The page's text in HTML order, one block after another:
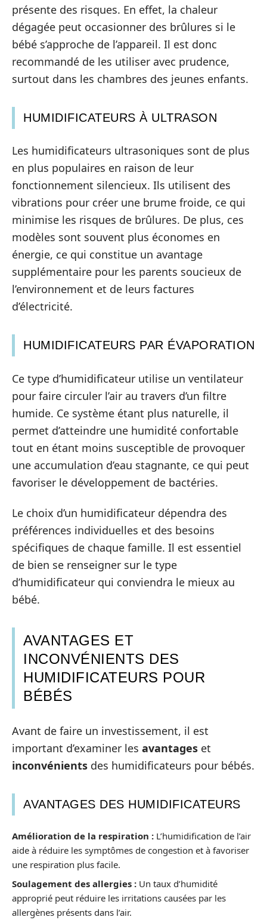
présente des risques. En effet, la chaleur
dégagée peut occasionner des brûlures si le
bébé s’approche de l’appareil. Il est donc
recommandé de les utiliser avec prudence,
surtout dans les chambres des jeunes enfants.
HUMIDIFICATEURS À ULTRASON
Les humidificateurs ultrasoniques sont de plus
en plus populaires en raison de leur
fonctionnement silencieux. Ils utilisent des
vibrations pour créer une brume froide, ce qui
minimise les risques de brûlures. De plus, ces
modèles sont souvent plus économes en
énergie, ce qui constitue un avantage
supplémentaire pour les parents soucieux de
l’environnement et de leurs factures
d’électricité.
HUMIDIFICATEURS PAR ÉVAPORATION
Ce type d’humidificateur utilise un ventilateur
pour faire circuler l’air au travers d’un filtre
humide. Ce système étant plus naturelle, il
permet d’atteindre une humidité confortable
tout en étant moins susceptible de provoquer
une accumulation d’eau stagnante, ce qui peut
favoriser le développement de bactéries.
Le choix d’un humidificateur dépendra des
préférences individuelles et des besoins
spécifiques de chaque famille. Il est essentiel
de bien se renseigner sur le type
d’humidificateur qui conviendra le mieux au
bébé.
AVANTAGES ET
INCONVÉNIENTS DES
HUMIDIFICATEURS POUR
BÉBÉS
Avant de faire un investissement, il est
important d’examiner les avantages et
inconvénients des humidificateurs pour bébés.
AVANTAGES DES HUMIDIFICATEURS
Amélioration de la respiration : L’humidification de l’air
aide à réduire les symptômes de congestion et à favoriser
une respiration plus facile.
Soulagement des allergies : Un taux d’humidité
approprié peut réduire les irritations causées par les
allergènes présents dans l’air.